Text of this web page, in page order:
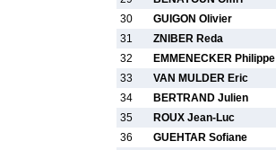
30
GUIGON Olivier
31
ZNIBER Reda
32
EMMENECKER Philippe
33
VAN MULDER Eric
34
BERTRAND Julien
35
ROUX Jean-Luc
36
GUEHTAR Sofiane